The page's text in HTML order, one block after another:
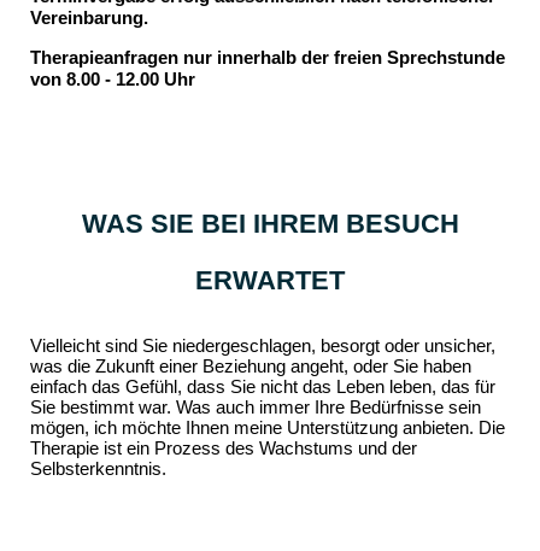
Vereinbarung.
Therapieanfragen nur innerhalb der freien Sprechstunde
von 8.00 - 12.00 Uhr
WAS SIE BEI IHREM BESUCH
ERWARTET
Vielleicht sind Sie niedergeschlagen, besorgt oder unsicher,
was die Zukunft einer Beziehung angeht, oder Sie haben
einfach das Gefühl, dass Sie nicht das Leben leben, das für
Sie bestimmt war. Was auch immer Ihre Bedürfnisse sein
mögen, ich möchte Ihnen meine Unterstützung anbieten. Die
Therapie ist ein Prozess des Wachstums und der
Selbsterkenntnis.